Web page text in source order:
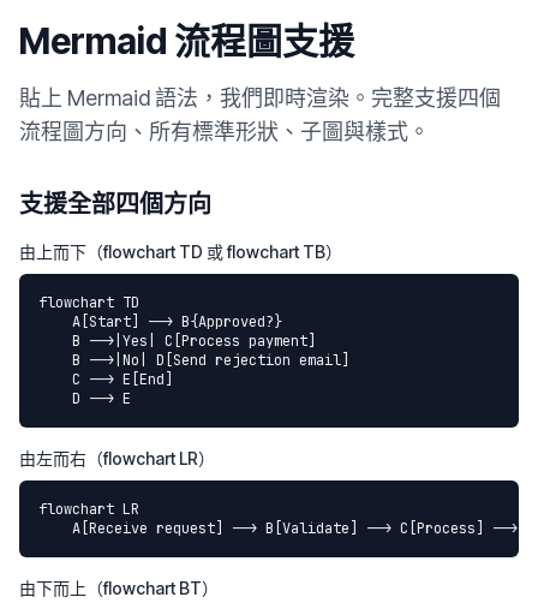
Mermaid 流程圖支援
貼上 Mermaid 語法，我們即時渲染。完整支援四個
流程圖方向、所有標準形狀、子圖與樣式。
支援全部四個方向
由上而下（flowchart TD 或 flowchart TB）
flowchart TD
    A[Start] --> B{Approved?}
    B -->|Yes| C[Process payment]
    B -->|No| D[Send rejection email]
    C --> E[End]
    D --> E
由左而右（flowchart LR）
flowchart LR
A[Receive request] --> B[Validate] --> C[Process] -->
由下而上（flowchart BT）